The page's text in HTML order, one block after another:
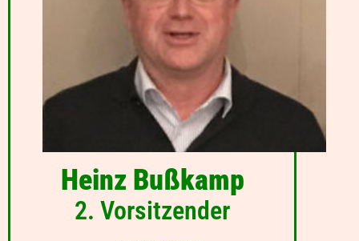
Heinz Bußkamp
2. Vorsitzender